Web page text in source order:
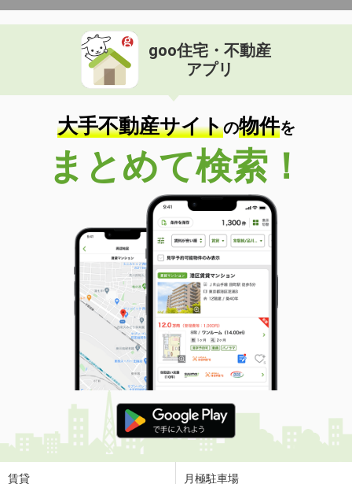
goo住宅・不動産
アプリ
大手不動産サイトの物件を
まとめて検索！
賃貸 月極駐車場